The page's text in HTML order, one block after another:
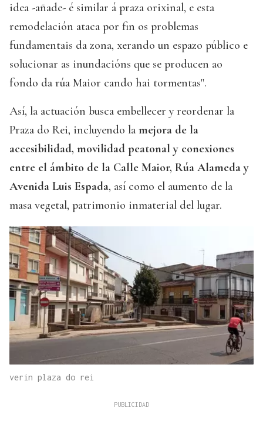
idea -añade- é similar á praza orixinal, e esta
remodelación ataca por fin os problemas
fundamentais da zona, xerando un espazo público e
solucionar as inundacións que se producen ao
fondo da rúa Maior cando hai tormentas".
Así, la actuación busca embellecer y reordenar la
Praza do Rei, incluyendo la mejora de la
accesibilidad, movilidad peatonal y conexiones
entre el ámbito de la Calle Maior, Rúa Alameda y
Avenida Luis Espada, así como el aumento de la
masa vegetal, patrimonio inmaterial del lugar.
verin plaza do rei